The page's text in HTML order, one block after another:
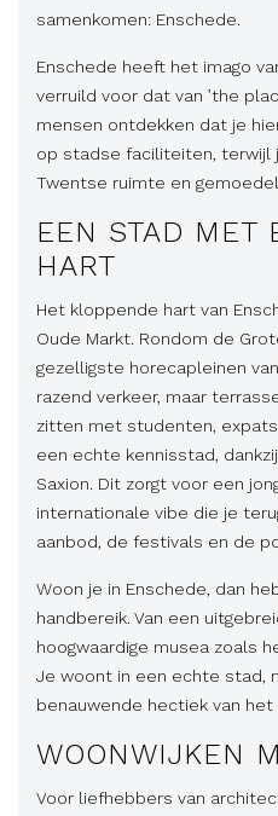
samenkomen: Enschede.
Enschede heeft het imago
verruild voor dat van ’the
mensen ontdekken dat je
op stadse faciliteiten, terwijl
Twentse ruimte en
EEN STAD MET
HART
Het kloppende hart van
Oude Markt. Rondom de
gezelligste horecapleinen
razend verkeer, maar
zitten met studenten,
een echte kennisstad,
Saxion. Dit zorgt voor een
internationale vibe die je
aanbod, de festivals en de
Woon je in Enschede, dan
handbereik. Van een
hoogwaardige musea zoals
Je woont in een echte stad,
benauwende hectiek van het
WOONWIJKEN
Voor liefhebbers van